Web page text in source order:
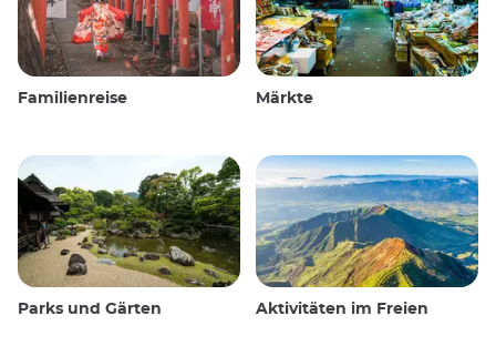
Familienreise Märkte
Parks und Gärten Aktivitäten im Freien